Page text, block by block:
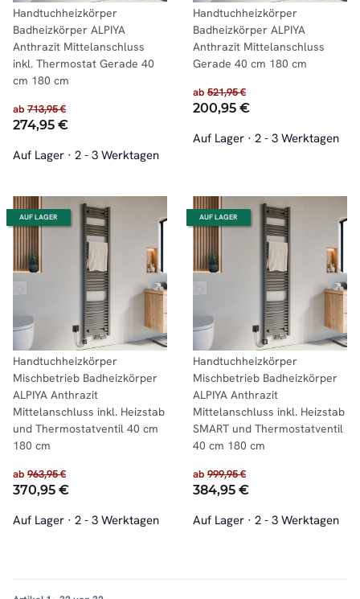
Handtuchheizkörper
Badheizkörper ALPIYA
Anthrazit Mittelanschluss
inkl. Thermostat Gerade 40
cm 180 cm
ab 713,95 €
274,95 €
Auf Lager · 2 - 3 Werktagen
Handtuchheizkörper
Badheizkörper ALPIYA
Anthrazit Mittelanschluss
Gerade 40 cm 180 cm
ab 521,95 €
200,95 €
Auf Lager · 2 - 3 Werktagen
AUF LAGER
Handtuchheizkörper
Mischbetrieb Badheizkörper
ALPIYA Anthrazit
Mittelanschluss inkl. Heizstab
und Thermostatventil 40 cm
180 cm
ab 963,95 €
370,95 €
Auf Lager · 2 - 3 Werktagen
AUF LAGER
Handtuchheizkörper
Mischbetrieb Badheizkörper
ALPIYA Anthrazit
Mittelanschluss inkl. Heizstab
SMART und Thermostatventil
40 cm 180 cm
ab 999,95 €
384,95 €
Auf Lager · 2 - 3 Werktagen